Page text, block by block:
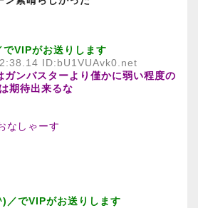
VIPがお送りします
ID:bU1VUAvk0.net
ガンバスターより僅かに弱い程度の
期待出来るな
なしゃーす
／でVIPがお送りします